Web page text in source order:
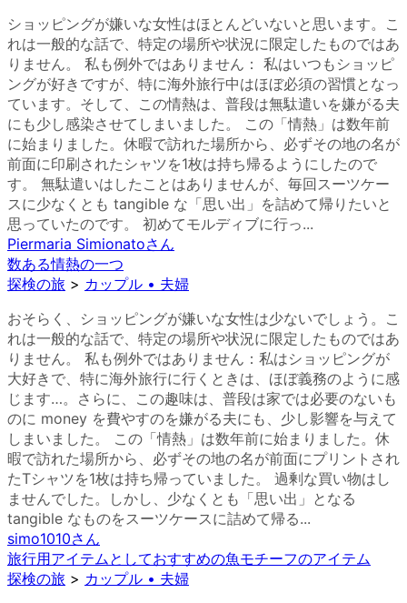
ショッピングが嫌いな女性はほとんどいないと思います。こ
れは一般的な話で、特定の場所や状況に限定したものではあ
りません。 私も例外ではありません： 私はいつもショッピ
ングが好きですが、特に海外旅行中はほぼ必須の習慣となっ
ています。そして、この情熱は、普段は無駄遣いを嫌がる夫
にも少し感染させてしまいました。 この「情熱」は数年前
に始まりました。休暇で訪れた場所から、必ずその地の名が
前面に印刷されたシャツを1枚は持ち帰るようにしたので
す。 無駄遣いはしたことはありませんが、毎回スーツケー
スに少なくとも tangible な「思い出」を詰めて帰りたいと
思っていたのです。 初めてモルディブに行っ...
Piermaria Simionatoさん
数ある情熱の一つ
探検の旅 > カップル • 夫婦
おそらく、ショッピングが嫌いな女性は少ないでしょう。こ
れは一般的な話で、特定の場所や状況に限定したものではあ
りません。 私も例外ではありません：私はショッピングが
大好きで、特に海外旅行に行くときは、ほぼ義務のように感
じます…。さらに、この趣味は、普段は家では必要のないも
のに money を費やすのを嫌がる夫にも、少し影響を与えて
しまいました。 この「情熱」は数年前に始まりました。休
暇で訪れた場所から、必ずその地の名が前面にプリントされ
たTシャツを1枚は持ち帰っていました。 過剰な買い物はし
ませんでした。しかし、少なくとも「思い出」となる
tangible なものをスーツケースに詰めて帰る...
simo1010さん
旅行用アイテムとしておすすめの魚モチーフのアイテム
探検の旅 > カップル • 夫婦